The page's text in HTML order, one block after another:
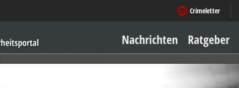
Crimeletter
Nachrichten Ratgeber
Sicher zu Hause